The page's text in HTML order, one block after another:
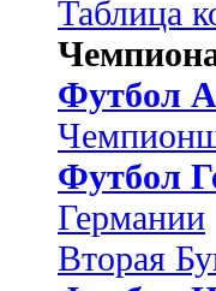
Таблица
Футбол
Футбол
Германии
Вторая